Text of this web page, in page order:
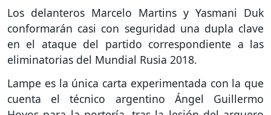
Los delanteros Marcelo Martins y Yasmani Duk
conformarán casi con seguridad una dupla clave
en el ataque del partido correspondiente a las
eliminatorias del Mundial Rusia 2018.
Lampe es la única carta experimentada con la que
cuenta el técnico argentino Ángel Guillermo